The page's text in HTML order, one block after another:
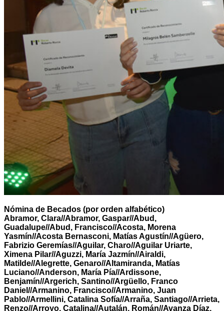
Nómina de Becados (por orden alfabético)
Abramor, Clara//Abramor, Gaspar//Abud,
Guadalupe//Abud, Francisco//Acosta, Morena
Yasmín//Acosta Bernasconi, Matías Agustín//Agüero,
Fabrizio Geremías//Aguilar, Charo//Aguilar Uriarte,
Ximena Pilar//Aguzzi, María Jazmín//Airaldi,
Matilde//Alegrette, Genaro//Altamiranda, Matías
Luciano//Anderson, María Pía//Ardissone,
Benjamín//Argerich, Santino//Argüello, Franco
Daniel//Armanino, Francisco//Armanino, Juan
Pablo//Armellini, Catalina Sofía//Arraña, Santiago//Arrieta,
Renzo//Arroyo, Catalina//Autalán, Román//Avanza Díaz,